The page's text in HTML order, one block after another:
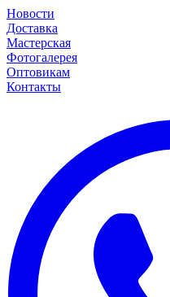
Новости
Доставка
Мастерская
Фотогалерея
Оптовикам
Контакты